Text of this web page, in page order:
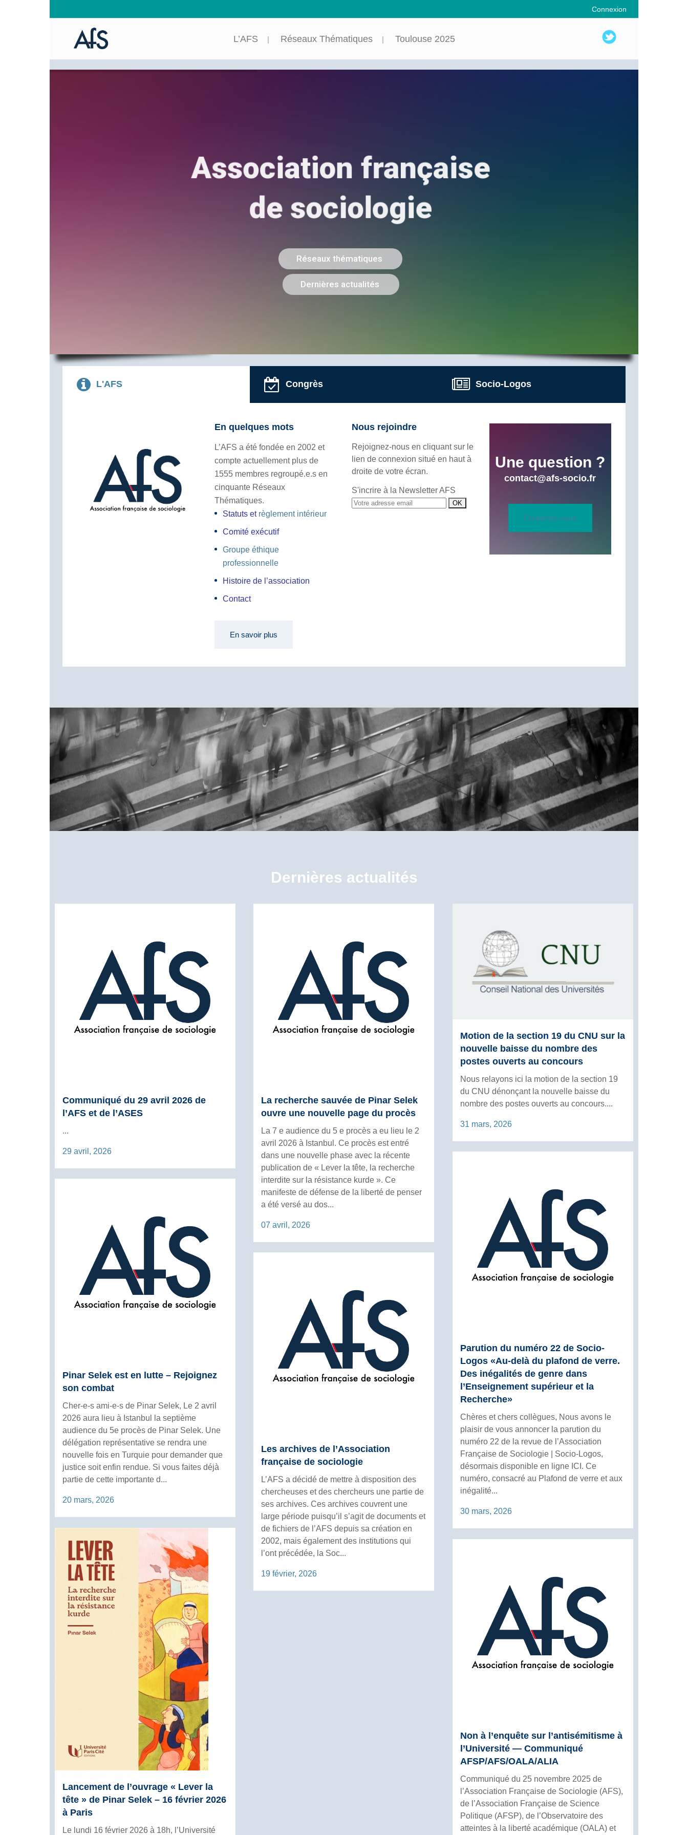
Connexion
L’AFS Réseaux Thématiques Toulouse 2025
L'AFS Congrès Socio-Logos
En quelques mots
L’AFS a été fondée en 2002 et
compte actuellement plus de
1555 membres regroupé.e.s en
cinquante Réseaux
Thématiques.
Statutset règlement intérieur
Comité exécutif
Groupe éthique
professionnelle
Histoire de l’association
Contact
En savoir plus
Nous rejoindre
Rejoignez-nous en cliquant sur le
lien de connexion situé en haut à
droite de votre écran.
S'incrire à la Newsletter AFS
Une question ?
contact@afs-socio.fr
Contactez-nous
Dernières actualités
Communiqué du 29 avril 2026 de
l’AFS et de l’ASES
...
29 avril, 2026
La recherche sauvée de Pinar Selek
ouvre une nouvelle page du procès
La 7 e audience du 5 e procès a eu lieu le 2
avril 2026 à Istanbul. Ce procès est entré
dans une nouvelle phase avec la récente
publication de « Lever la tête, la recherche
interdite sur la résistance kurde ». Ce
manifeste de défense de la liberté de penser
a été versé au dos...
07 avril, 2026
Motion de la section 19 du CNU sur la
nouvelle baisse du nombre des
postes ouverts au concours
Nous relayons ici la motion de la section 19
du CNU dénonçant la nouvelle baisse du
nombre des postes ouverts au concours....
31 mars, 2026
Parution du numéro 22 de Socio-
Logos «Au-delà du plafond de verre.
Des inégalités de genre dans
l’Enseignement supérieur et la
Recherche»
Chères et chers collègues, Nous avons le
plaisir de vous annoncer la parution du
numéro 22 de la revue de l’Association
Française de Sociologie | Socio-Logos,
désormais disponible en ligne ICI. Ce
numéro, consacré au Plafond de verre et aux
inégalité...
30 mars, 2026
Pinar Selek est en lutte – Rejoignez
son combat
Cher-e-s ami-e-s de Pinar Selek, Le 2 avril
2026 aura lieu à Istanbul la septième
audience du 5e procès de Pinar Selek. Une
délégation représentative se rendra une
nouvelle fois en Turquie pour demander que
justice soit enfin rendue. Si vous faites déjà
partie de cette importante d...
20 mars, 2026
Les archives de l’Association
française de sociologie
L’AFS a décidé de mettre à disposition des
chercheuses et des chercheurs une partie de
ses archives. Ces archives couvrent une
large période puisqu’il s’agit de documents et
de fichiers de l’AFS depuis sa création en
2002, mais également des institutions qui
l’ont précédée, la Soc...
19 février, 2026
Lancement de l’ouvrage « Lever la
tête » de Pinar Selek – 16 février 2026
à Paris
Le lundi 16 février 2026 à 18h, l’Université
Non à l’enquête sur l’antisémitisme à
l’Université — Communiqué
AFSP/AFS/OALA/ALIA
Communiqué du 25 novembre 2025 de
l’Association Française de Sociologie (AFS),
de l’Association Française de Science
Politique (AFSP), de l’Observatoire des
atteintes à la liberté académique (OALA) et